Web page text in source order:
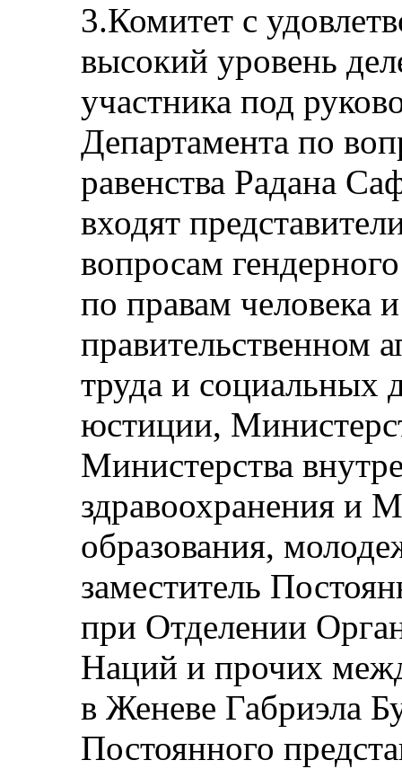
3.Комитет с
высокий уровень
участника под
Департамента по
равенства Радана
входят
вопросам
по правам человека
правительственном
труда и социальных
юстиции,
Министерства
здравоохранения и
образования,
заместитель
при Отделении
Наций и прочих
в Женеве Габриэла
Постоянного